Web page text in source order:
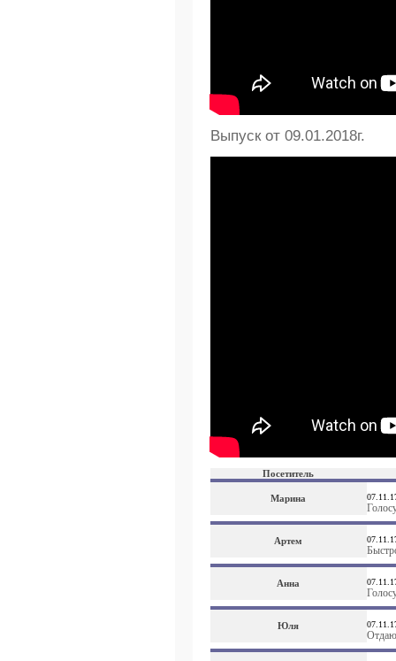
Выпуск от 09.01.2018г.
Посетитель
Марина
Артем
Анна
Юля